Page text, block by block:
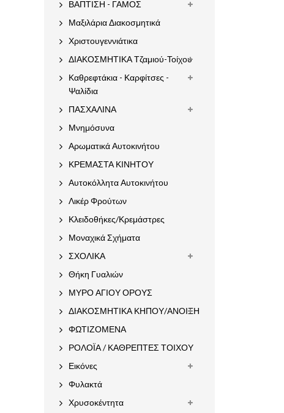
ΒΑΠΤΙΣΗ - ΓΑΜΟΣ
Μαξιλάρια Διακοσμητικά
Χριστουγεννιάτικα
ΔΙΑΚΟΣΜΗΤΙΚΑ Τζαμιού-Τοίχου
Καθρεφτάκια - Καρφίτσες -
Ψαλίδια
ΠΑΣΧΑΛΙΝΑ
Μνημόσυνα
Αρωματικά Αυτοκινήτου
ΚΡΕΜΑΣΤΑ ΚΙΝΗΤΟΥ
Αυτοκόλλητα Αυτοκινήτου
Λικέρ Φρούτων
Κλειδοθήκες/Κρεμάστρες
Μοναχικά Σχήματα
ΣΧΟΛΙΚΑ
Θήκη Γυαλιών
ΜΥΡΟ ΑΓΙΟΥ ΟΡΟΥΣ
ΔΙΑΚΟΣΜΗΤΙΚΑ ΚΗΠΟΥ/ΑΝΟΙΞΗ
ΦΩΤΙΖΟΜΕΝΑ
ΡΟΛΟΪΑ / ΚΑΘΡΕΠΤΕΣ ΤΟΙΧΟΥ
Εικόνες
Φυλακτά
Χρυσοκέντητα